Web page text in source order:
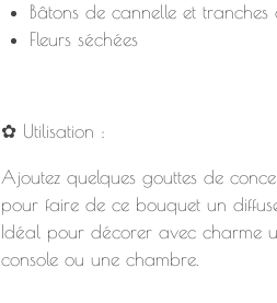
Bâtons de cannelle et
Fleurs séchées
✿ Utilisation :
Ajoutez quelques gouttes de
pour faire de ce bouquet un
Idéal pour décorer avec charme
console ou une chambre.